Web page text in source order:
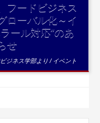
フードビジネス
ローバル化～イ
ール対応”のあ
せ
ジネス学部より/ イベント